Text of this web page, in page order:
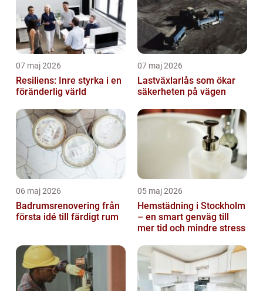
07 maj 2026
Resiliens: Inre styrka i en
föränderlig värld
07 maj 2026
Lastväxlarlås som ökar
säkerheten på vägen
06 maj 2026
Badrumsrenovering från
första idé till färdigt rum
05 maj 2026
Hemstädning i Stockholm
– en smart genväg till
mer tid och mindre stress